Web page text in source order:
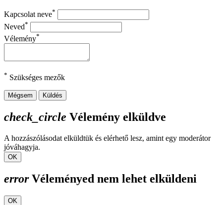
Kapcsolat neve*
Neved*
Vélemény*
* Szükséges mezők
Mégsem Küldés
check_circle Vélemény elküldve
A hozzászólásodat elküldtük és elérhető lesz, amint egy moderátor
jóváhagyja.
OK
errorVéleményed nem lehet elküldeni
OK